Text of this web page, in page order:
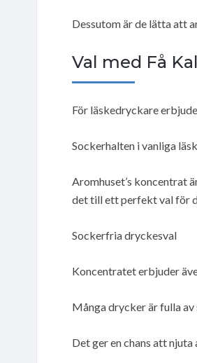
Dessutom är de lätta att
Val med Få
För läskedryckare
Sockerhalten i vanliga
Aromhuset’s koncentrat
det till ett perfekt val för
Sockerfria dryckesval
Koncentratet erbjuder
Många drycker är fulla
Det ger en chans att